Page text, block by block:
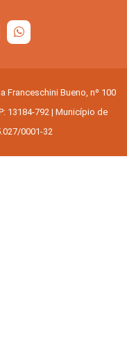
Franceschini Bueno, nº 100
13184-792 | Município de
0001-32